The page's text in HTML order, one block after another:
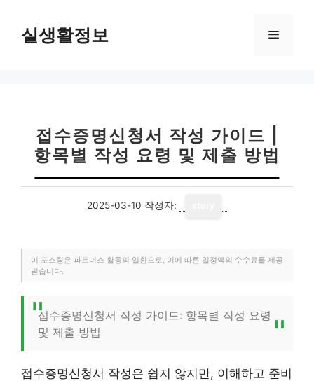
실생활정보 메
접수증명신청서 작성 가이드 |
항목별 작성 요령 및 제출 방법
2025-03-10 작성자:
이 포스팅은 파트너스 활동의 일환으로, 이에 따른 일정액의 수수료를 제공
받습니다.
접수증명신청서 작성 가이드: 항목별 작성 요령
및 제출 방법
접수증명신청서 작성은 쉽지 않지만, 이해하고 준비